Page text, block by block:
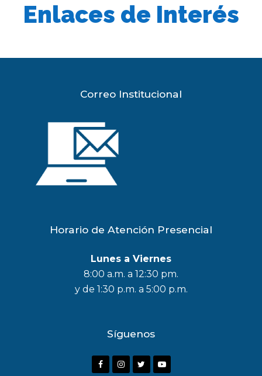
Enlaces de Interés
Correo Institucional
Horario de Atención Presencial
Lunes a Viernes
8:00 a.m. a 12:30 pm.
y de 1:30 p.m. a 5:00 p.m.
Síguenos
F
I
Y